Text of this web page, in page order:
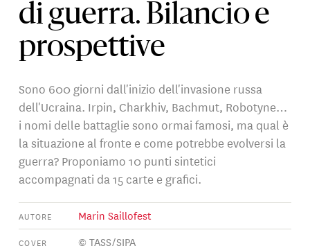
di guerra. Bilancio e
prospettive
Sono 600 giorni dall'inizio dell'invasione russa
dell'Ucraina. Irpin, Charkhiv, Bachmut, Robotyne…
i nomi delle battaglie sono ormai famosi, ma qual è
la situazione al fronte e come potrebbe evolversi la
guerra? Proponiamo 10 punti sintetici
accompagnati da 15 carte e grafici.
AUTORE Marin Saillofest
COVER © TASS/SIPA